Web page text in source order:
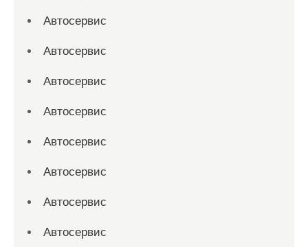
Автосервис
Автосервис
Автосервис
Автосервис
Автосервис
Автосервис
Автосервис
Автосервис